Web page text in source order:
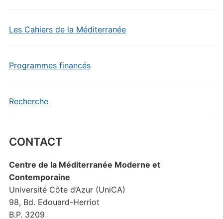
Les Cahiers de la Méditerranée
Programmes financés
Recherche
CONTACT
Centre de la Méditerranée Moderne et
Contemporaine
Université Côte d’Azur (UniCA)
98, Bd. Edouard-Herriot
B.P. 3209